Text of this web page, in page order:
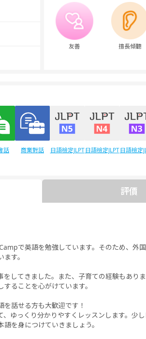
友善 擅長傾聽
話 商業對話
日語檢定JLPT日語檢定JLPT日語檢定
評價
で英語を勉強しています。そのため、外
す。
してきました。また、子育ての経験もあり
ることを心がけています。
話せる方も大歓迎です！
ゆっくり分かりやすくレッスンします。少
を身につけていきましょう。